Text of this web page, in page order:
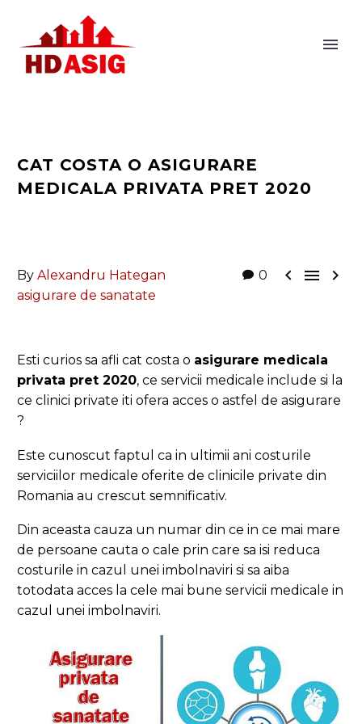
CAT COSTA O ASIGURARE
MEDICALA PRIVATA PRET 2020
0   
By Alexandru Hategan
asigurare de sanatate
Esti curios sa afli cat costa o asigurare medicala
privata pret 2020, ce servicii medicale include si la
ce clinici private iti ofera acces o astfel de asigurare
?
Este cunoscut faptul ca in ultimii ani costurile
serviciilor medicale oferite de clinicile private din
Romania au crescut semnificativ.
Din aceasta cauza un numar din ce in ce mai mare
de persoane cauta o cale prin care sa isi reduca
costurile in cazul unei imbolnaviri si sa aiba
totodata acces la cele mai bune servicii medicale in
cazul unei imbolnaviri.